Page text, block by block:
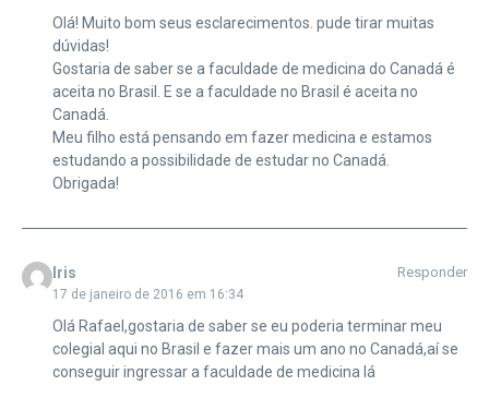
Olá! Muito bom seus esclarecimentos. pude tirar muitas
dúvidas!
Gostaria de saber se a faculdade de medicina do Canadá é
aceita no Brasil. E se a faculdade no Brasil é aceita no
Canadá.
Meu filho está pensando em fazer medicina e estamos
estudando a possibilidade de estudar no Canadá.
Obrigada!
Iris
17 de janeiro de 2016 em 16:34
Responder
Olá Rafael,gostaria de saber se eu poderia terminar meu
colegial aqui no Brasil e fazer mais um ano no Canadá,aí se
conseguir ingressar a faculdade de medicina lá